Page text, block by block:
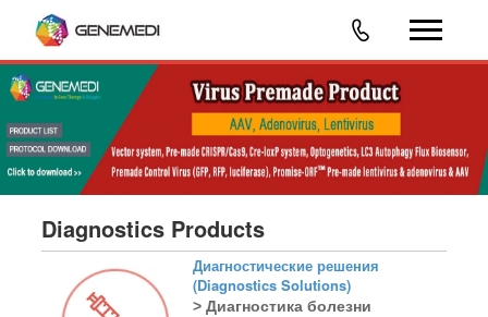
Diagnostics Products
Диагностические решения
(Diagnostics Solutions)
> Диагностика болезни